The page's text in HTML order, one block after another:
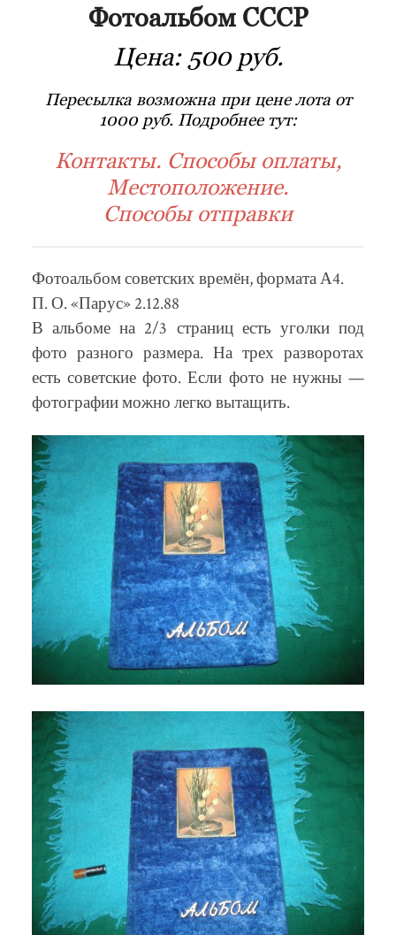
Фотоальбом СССР
Цена: 500 руб.
Пересылка возможна при цене лота от
1000 руб. Подробнее тут:
Контакты. Способы оплаты,
Местоположение.
Способы отправки
Фотоальбом советских времён, формата А4.
П. О. «Парус» 2.12.88
В альбоме на 2/3 страниц есть уголки под
фото разного размера. На трех разворотах
есть советские фото. Если фото не нужны —
фотографии можно легко вытащить.